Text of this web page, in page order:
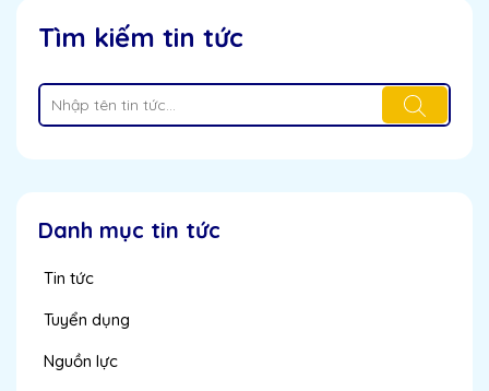
Tìm kiếm tin tức
Danh mục tin tức
Tin tức
Tuyển dụng
Nguồn lực